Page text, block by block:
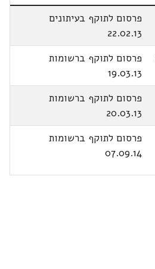
פרסום לתוקף בעיתונים
22.02.13
פרסום לתוקף ברשומות
19.03.13
פרסום לתוקף ברשומות
20.03.13
פרסום לתוקף ברשומות
07.09.14